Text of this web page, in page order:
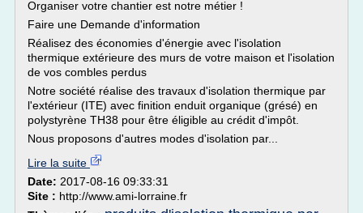
Organiser votre chantier est notre métier !
Faire une Demande d'information
Réalisez des économies d'énergie avec l'isolation
thermique extérieure des murs de votre maison et l'isolation
de vos combles perdus
Notre société réalise des travaux d'isolation thermique par
l'extérieur (ITE) avec finition enduit organique (grésé) en
polystyrène TH38 pour être éligible au crédit d'impôt.
Nous proposons d'autres modes d'isolation par...
Lire la suite
Date: 2017-08-16 09:33:31
Site : http://www.ami-lorraine.fr